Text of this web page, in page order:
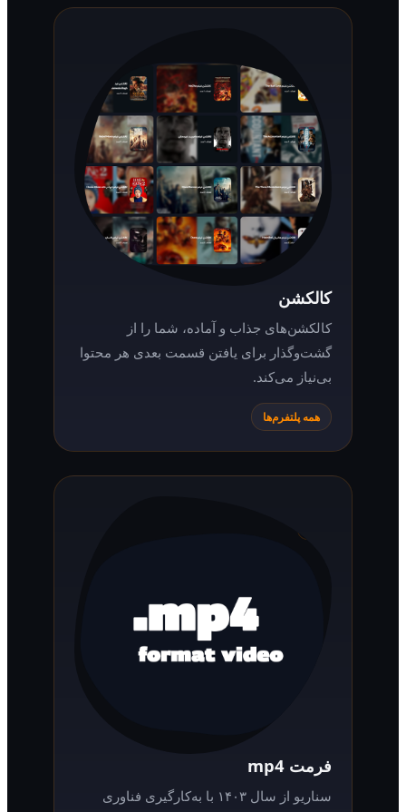
کالکشن‌های جذاب و آماده، شما را از
گشت‌وگذار برای یافتن قسمت بعدی هر محتوا
بی‌نیاز می‌کند.
همه پلتفرم‌ها
سناریو از سال ۱۴۰۳ با به‌کارگیری فناوری